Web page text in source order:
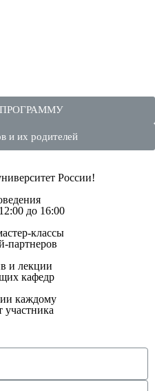
и их родителей
России!
до 16:00
классы
партнеров
и лекции
кафедр
каждому
участника